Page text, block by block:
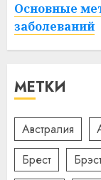
Основные
заболеваний
МЕТКИ
Австралия
Брест